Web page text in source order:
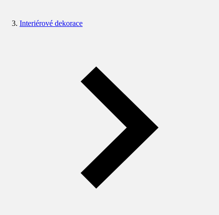
Interiérové dekorace